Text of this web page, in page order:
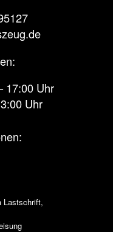
17:00 Uhr
Uhr
Lastschrift,